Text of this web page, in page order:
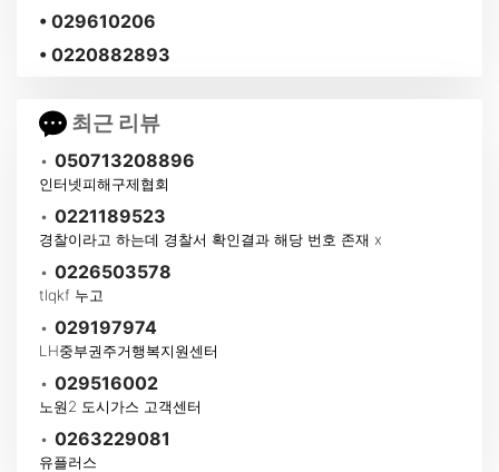
• 029610206
• 0220882893
최근 리뷰
• 050713208896
인터넷피해구제협회
• 0221189523
경찰이라고 하는데 경찰서 확인결과 해당 번호 존재 x
• 0226503578
tlqkf 누고
• 029197974
LH중부권주거행복지원센터
• 029516002
노원2 도시가스 고객센터
• 0263229081
유플러스